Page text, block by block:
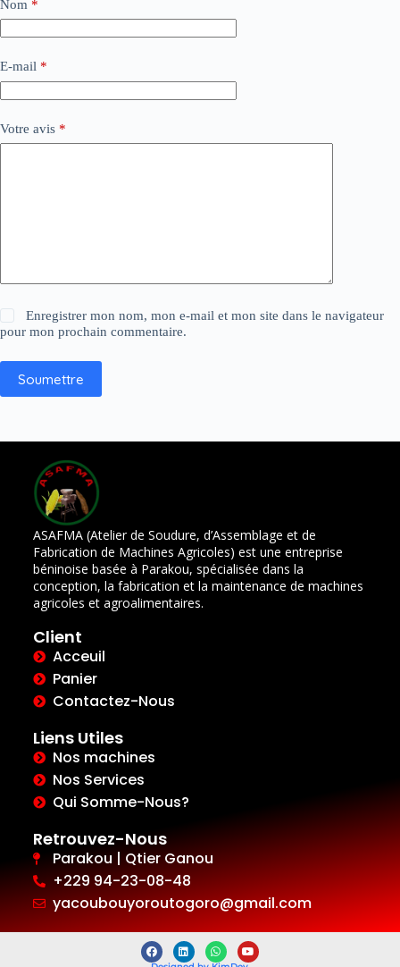
Nom *
E-mail *
Votre avis *
Enregistrer mon nom, mon e-mail et mon site dans le navigateur
pour mon prochain commentaire.
Soumettre
ASAFMA (Atelier de Soudure, d’Assemblage et de
Fabrication de Machines Agricoles) est une entreprise
béninoise basée à Parakou, spécialisée dans la
conception, la fabrication et la maintenance de machines
agricoles et agroalimentaires.
Client
Acceuil
Panier
Contactez-Nous
Liens Utiles
Nos machines
Nos Services
Qui Somme-Nous?
Retrouvez-Nous
Parakou | Qtier Ganou
+229 94-23-08-48
yacoubouyoroutogoro@gmail.com